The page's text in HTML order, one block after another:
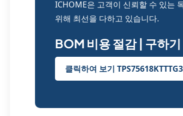
ICHOME은 고객이 신뢰할 수 있는
위해 최선을 다하고 있습니다.
BOM 비용 절감 | 구하
클릭하여 보기